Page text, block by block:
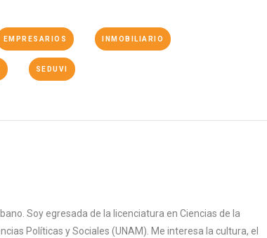
EMPRESARIOS INMOBILIARIO
SEDUVI
Soy egresada de la licenciatura en Ciencias de la
Políticas y Sociales (UNAM). Me interesa la cultura, el